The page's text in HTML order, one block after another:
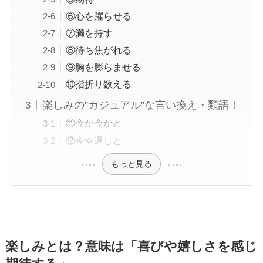
⑥心を躍らせる
⑦満を持す
⑧待ち焦がれる
⑨胸を膨らませる
⑩指折り数える
楽しみの”カジュアル”な言い換え・類語！
⑪今か今かと
⑫今や遅しと
もっと見る
楽しみとは？意味は「喜びや嬉しさを感じ